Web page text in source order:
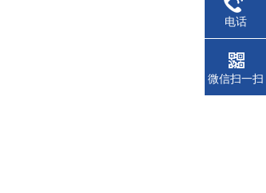
电话
微信扫一扫